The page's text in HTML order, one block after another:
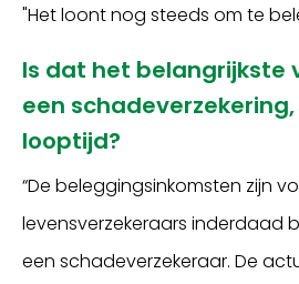
"Het loont nog steeds om te
Is dat het belangrijkste
een
looptijd?
“De beleggingsinkomsten zijn
levensverzekeraars inderdaad
een schadeverzekeraar. De